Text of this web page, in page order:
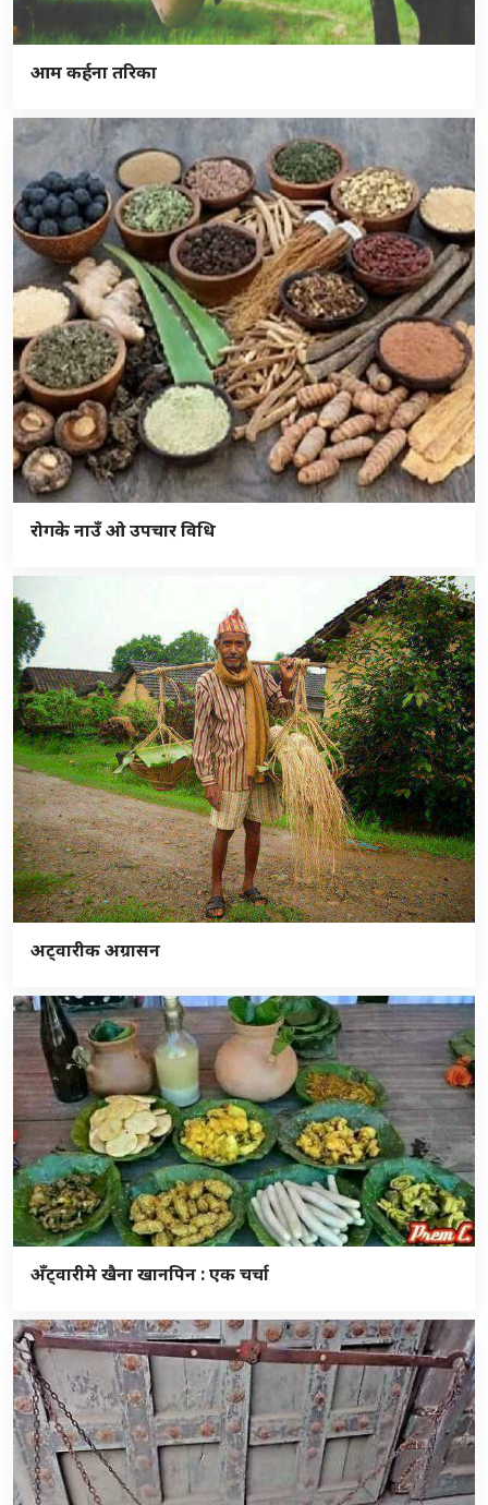
आम कर्हना तरिका
रोगके नाउँ ओ उपचार विधि
अट्वारीक अग्रासन
अँट्वारीमे खैना खानपिन : एक चर्चा